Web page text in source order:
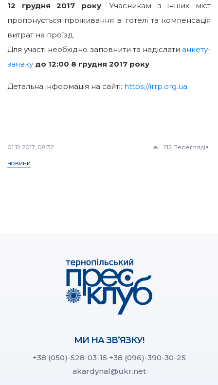
12 грудня 2017 року. Учасникам з інших міст
пропонується проживання в готелі та компенсація
витрат на проїзд.
Для участі необхідно заповнити та надіслати анкету-
заявку до 12:00 8 грудня 2017 року.
Детальна інформація на сайті: https://irrp.org.ua
01.12.2017, 08:32 212 Переглядів
НОВИНИ
МИ НА ЗВ’ЯЗКУ!
+38 (050)-528-03-15 +38 (096)-390-30-25
akardynal@ukr.net